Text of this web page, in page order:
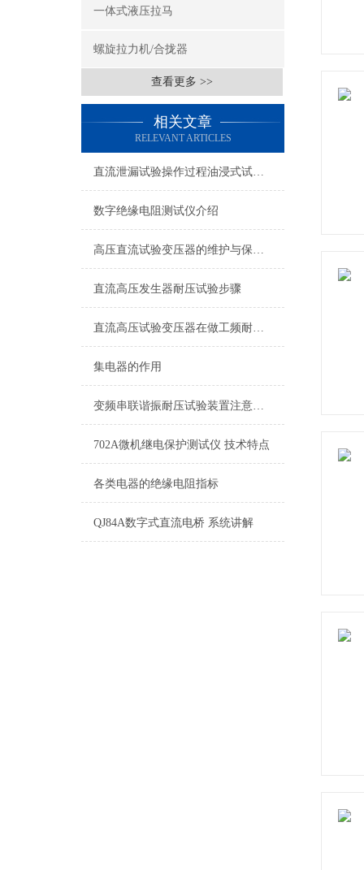
一体式液压拉马
螺旋拉力机/合拢器
查看更多 >>
相关文章
RELEVANT ARTICLES
直流泄漏试验操作过程油浸式试验变压器的注意事项
数字绝缘电阻测试仪介绍
高压直流试验变压器的维护与保养指南
直流高压发生器耐压试验步骤
直流高压试验变压器在做工频耐压试验时一定要注意的事情
集电器的作用
变频串联谐振耐压试验装置注意事项与故障处理
702A微机继电保护测试仪 技术特点
各类电器的绝缘电阻指标
QJ84A数字式直流电桥 系统讲解